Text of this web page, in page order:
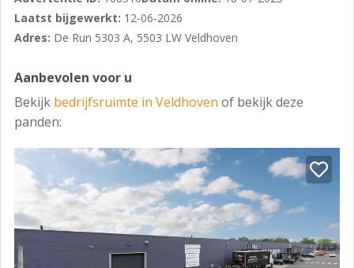
Laatst bijgewerkt: 12-06-2026
Adres: De Run 5303 A, 5503 LW Veldhoven
Aanbevolen voor u
Bekijk bedrijfsruimte in Veldhoven of bekijk deze
panden: